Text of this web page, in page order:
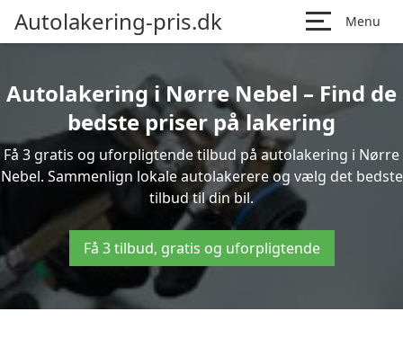
Autolakering-pris.dk Menu
Autolakering i Nørre Nebel – Find de
bedste priser på lakering
Få 3 gratis og uforpligtende tilbud på autolakering i Nørre
Nebel. Sammenlign lokale autolakerere og vælg det bedste
tilbud til din bil.
Få 3 tilbud, gratis og uforpligtende